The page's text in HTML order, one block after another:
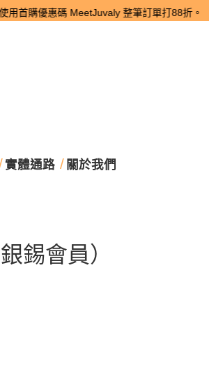
優惠碼 MeetJuvaly 整筆訂單打88折。
實體通路 關於我們
錫會員）